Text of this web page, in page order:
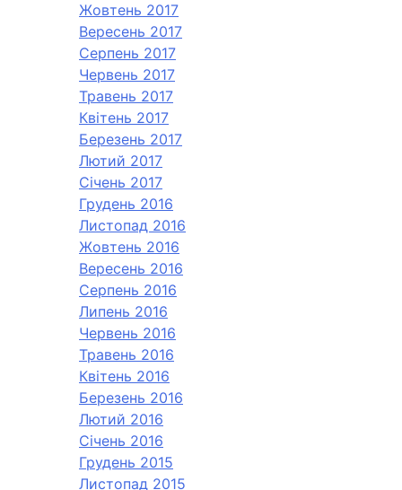
Жовтень 2017
Вересень 2017
Серпень 2017
Червень 2017
Травень 2017
Квітень 2017
Березень 2017
Лютий 2017
Січень 2017
Грудень 2016
Листопад 2016
Жовтень 2016
Вересень 2016
Серпень 2016
Липень 2016
Червень 2016
Травень 2016
Квітень 2016
Березень 2016
Лютий 2016
Січень 2016
Грудень 2015
Листопад 2015